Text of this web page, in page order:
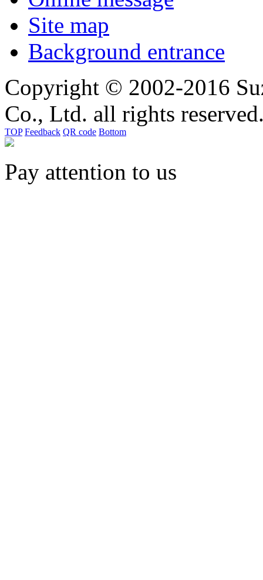
Site map
Background entrance
Copyright © 2002-2016
Co., Ltd. all rights
TOP Feedback QR code Bottom
Pay attention to us